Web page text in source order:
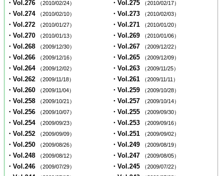
・Vol.276 （2010/02/24） ・Vol.275 （2010/02/17）
・Vol.274 （2010/02/10） ・Vol.273 （2010/02/03）
・Vol.272 （2010/01/27） ・Vol.271 （2010/01/20）
・Vol.270 （2010/01/13） ・Vol.269 （2010/01/06）
・Vol.268 （2009/12/30） ・Vol.267 （2009/12/22）
・Vol.266 （2009/12/16） ・Vol.265 （2009/12/09）
・Vol.264 （2009/12/02） ・Vol.263 （2009/11/25）
・Vol.262 （2009/11/18） ・Vol.261 （2009/11/11）
・Vol.260 （2009/11/04） ・Vol.259 （2009/10/28）
・Vol.258 （2009/10/21） ・Vol.257 （2009/10/14）
・Vol.256 （2009/10/07） ・Vol.255 （2009/09/30）
・Vol.254 （2009/09/23） ・Vol.253 （2009/09/16）
・Vol.252 （2009/09/09） ・Vol.251 （2009/09/02）
・Vol.250 （2009/08/26） ・Vol.249 （2009/08/19）
・Vol.248 （2009/08/12） ・Vol.247 （2009/08/05）
・Vol.246 （2009/07/29） ・Vol.245 （2009/07/22）